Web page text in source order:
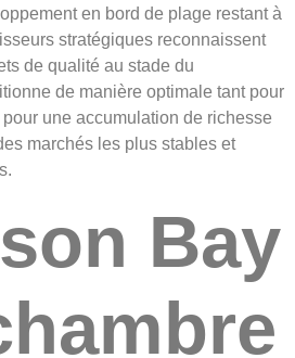
en bord de plage restant à
stratégiques reconnaissent
de qualité au stade du
de manière optimale tant pour
une accumulation de richesse
marchés les plus stables et
Bay